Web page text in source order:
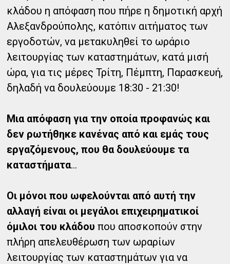
κλάδου η απόφαση που πήρε η δημοτική αρχή
Αλεξανδρούπολης, κατόπιν αιτήματος των
εργοδοτών, να μετακυληθεί το ωράριο
λειτουργίας των καταστημάτων, κατά μισή
ώρα, για τις μέρες Τρίτη, Πέμπτη, Παρασκευή,
δηλαδή να δουλεύουμε 18:30 - 21:30!
Μια απόφαση για την οποία προφανώς και
δεν ρωτήθηκε κανένας από και εμάς τους
εργαζόμενους, που θα δουλεύουμε τα
καταστήματα…
Οι μόνοι που ωφελούνται από αυτή την
αλλαγή είναι οι μεγάλοι επιχειρηματικοί
όμιλοι του κλάδου που αποσκοπούν στην
πλήρη απελευθέρωση των ωραρίων
λειτουργίας των καταστημάτων για να